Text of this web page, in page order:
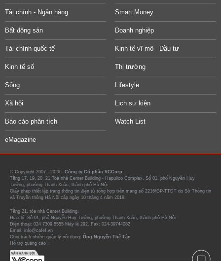
Tài chính - Ngân hàng Smart Money
Bất động sản Doanh nghiệp
Tài chính quốc tế Kinh tế vĩ mô - Đầu tư
Kinh tế số Thị trường
Sống Lifestyle
Xã hội Lịch sự kiện
Báo cáo phân tích Watch List
eMagazine
© Copyright 2007 - 2026 - Công ty Cổ phần VCCorp.
Tầng 17, 19, 20, 21 Toà nhà Center Building - Hapulico Complex, Số 01, phố Nguyễn Huy
Tưởng, phường Thanh Xuân, thành phố Hà Nội
Giấy phép thiết lập trang thông tin điện tử tổng hợp trên mạng số 2216/GP-TTĐT do Sở Thông tin
và Truyền thông Hà Nội cấp ngày 10 tháng 4 năm 2019.
Tầng 21, tòa nhà Center Building.
Địa chỉ: Số 01, phố Nguyễn Huy Tưởng, phường Thanh Xuân, thành phố Hà Nội
Điện thoại: 024 7309 5555 Máy lẻ 292. Fax: 024-39744082
Email: info@cafef.vn
Chịu trách nhiệm quản lý nội dung: Ông Nguyễn Thế Tân
Hỗ trợ quảng cáo :